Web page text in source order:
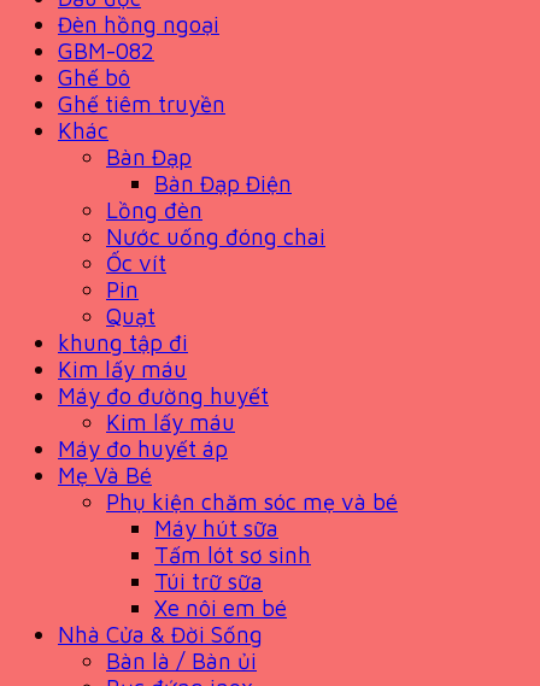
Đèn hồng ngoại
GBM-082
Ghế bô
Ghế tiêm truyền
Khác
Bàn Đạp
Bàn Đạp Điện
Lồng đèn
Nước uống đóng chai
Ốc vít
Pin
Quạt
khung tập đi
Kim lấy máu
Máy đo đường huyết
Kim lấy máu
Máy đo huyết áp
Mẹ Và Bé
Phụ kiện chăm sóc mẹ và bé
Máy hút sữa
Tấm lót sơ sinh
Túi trữ sữa
Xe nôi em bé
Nhà Cửa & Đời Sống
Bàn là / Bàn ủi